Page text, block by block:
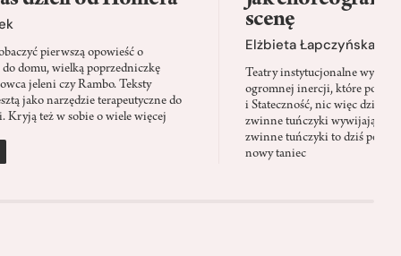
pierwszą opowieść o
domu, wielką poprzedniczkę
jeleni czy Rambo. Teksty
jako narzędzie terapeutyczne do
Kryją też w sobie o wiele więcej
scenę
Elżbieta Łapczyńska
Teatry instytucjonalne
ogromnej inercji, które ponad
i Stateczność, nic więc
zwinne tuńczyki wywijają
zwinne tuńczyki to dziś
nowy taniec